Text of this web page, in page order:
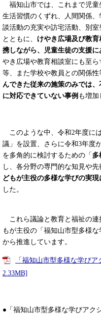
福知山市では、これまで児童
生活習慣のくずれ、人間関係
談活動の充実や訪宅活動、別
とともに、 けやき広場及び教
携しながら、児童生徒の支援に
やき広場や教育相談室にも至
等、また学校や教員との関係性
んできた従来の施策のみでは
に対応できていない事例 も増加
このような中、令和2年度に
議」を設置、さらに令和3年度
を多角的に検討するための「 多
し、各分野の専門的な知見や
どもが主役の多様な学びの実
した。
これら議論と教育と福祉の連
もが主役の「福知山市型多様
から推進しています。
「福知山市型多様な学び
2.33MB]
●「福知山市型多様な学びアク